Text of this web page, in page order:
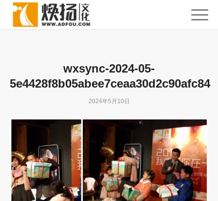
wxsync-2024-05-
5e4428f8b05abee7ceaa30d2c90afc84
2024年5月10日